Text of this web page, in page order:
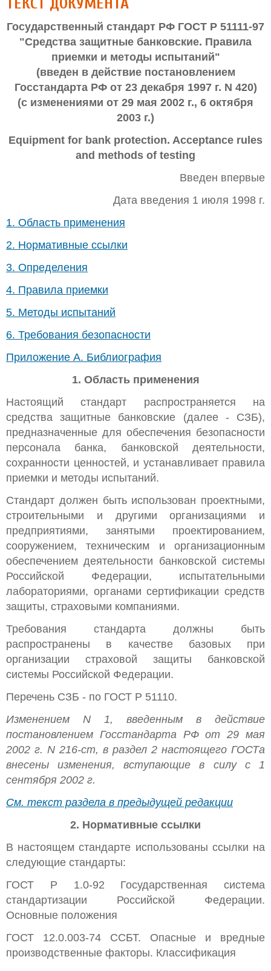
ТЕКСТ ДОКУМЕНТА
Государственный стандарт РФ ГОСТ Р 51111-97
"Средства защитные банковские. Правила
приемки и методы испытаний"
(введен в действие постановлением
Госстандарта РФ от 23 декабря 1997 г. N 420)
(с изменениями от 29 мая 2002 г., 6 октября
2003 г.)
Equipment for bank protection. Acceptance rules
and methods of testing
Введен впервые
Дата введения 1 июля 1998 г.
1. Область применения
2. Нормативные ссылки
3. Определения
4. Правила приемки
5. Методы испытаний
6. Требования безопасности
Приложение А. Библиография
1. Область применения
Настоящий стандарт распространяется на
средства защитные банковские (далее - СЗБ),
предназначенные для обеспечения безопасности
персонала банка, банковской деятельности,
сохранности ценностей, и устанавливает правила
приемки и методы испытаний.
Стандарт должен быть использован проектными,
строительными и другими организациями и
предприятиями, занятыми проектированием,
сооружением, техническим и организационным
обеспечением деятельности банковской системы
Российской Федерации, испытательными
лабораториями, органами сертификации средств
защиты, страховыми компаниями.
Требования стандарта должны быть
распространены в качестве базовых при
организации страховой защиты банковской
системы Российской Федерации.
Перечень СЗБ - по ГОСТ Р 51110.
Изменением N 1, введенным в действие
постановлением Госстандарта РФ от 29 мая
2002 г. N 216-ст, в раздел 2 настоящего ГОСТа
внесены изменения, вступающие в силу с 1
сентября 2002 г.
См. текст раздела в предыдущей редакции
2. Нормативные ссылки
В настоящем стандарте использованы ссылки на
следующие стандарты:
ГОСТ Р 1.0-92 Государственная система
стандартизации Российской Федерации.
Основные положения
ГОСТ 12.0.003-74 ССБТ. Опасные и вредные
производственные факторы. Классификация